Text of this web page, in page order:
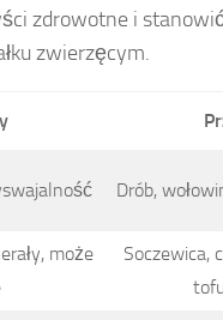
zdrowotne i
zwierzęcym.
Drób,
może
Soczewica,